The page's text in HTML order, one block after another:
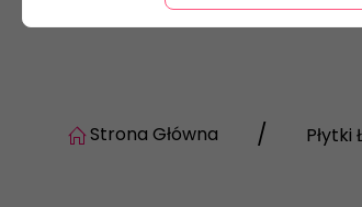
Strona Główna Płytki